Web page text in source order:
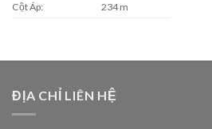
Cột Áp:
234 m
ĐỊA CHỈ LIÊN HỆ